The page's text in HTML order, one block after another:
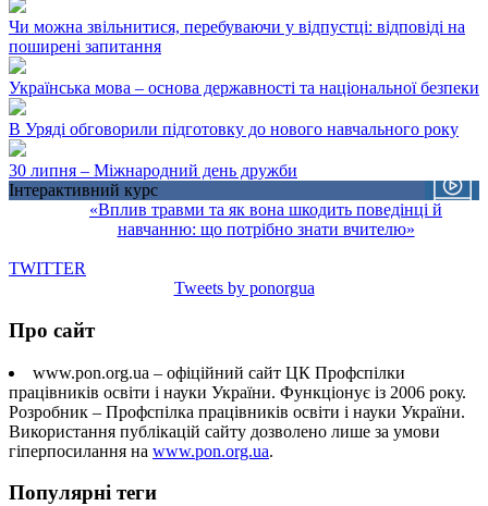
Чи можна звільнитися, перебуваючи у відпустці: відповіді на
поширені запитання
Українська мова – основа державності та національної безпеки
В Уряді обговорили підготовку до нового навчального року
30 липня – Міжнародний день дружби
Інтерактивний курс
«Вплив травми та як вона шкодить поведінці й
навчанню: що потрібно знати вчителю»
TWITTER
Tweets by ponorgua
Про сайт
www.pon.org.ua – офіційний сайт ЦК Профспілки
працівників освіти і науки України. Функціонує із 2006 року.
Розробник – Профспілка працівників освіти і науки України.
Використання публікацій сайту дозволено лише за умови
гіперпосилання на www.pon.org.ua.
Популярні теги